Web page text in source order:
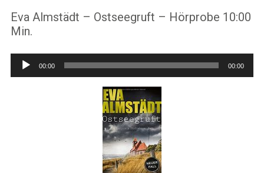
Eva Almstädt – Ostseegruft – Hörprobe 10:00
Min.
Audio-
Player
00:00 00:00